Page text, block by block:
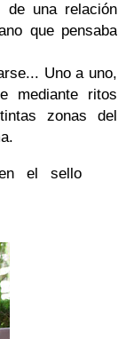
una relación
que pensaba
Uno a uno,
mediante ritos
zonas del
el sello